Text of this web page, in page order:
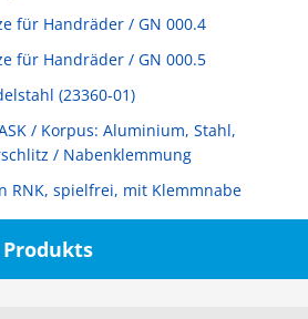
für Handräder / GN 000.4
für Handräder / GN 000.5
(23360-01)
/ Korpus: Aluminium, Stahl,
/ Nabenklemmung
RNK, spielfrei, mit Klemmnabe